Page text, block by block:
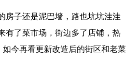
房子还是泥巴墙，路也坑坑洼洼
有了菜市场，街边多了店铺，热
如今再看更新改造后的街区和老菜